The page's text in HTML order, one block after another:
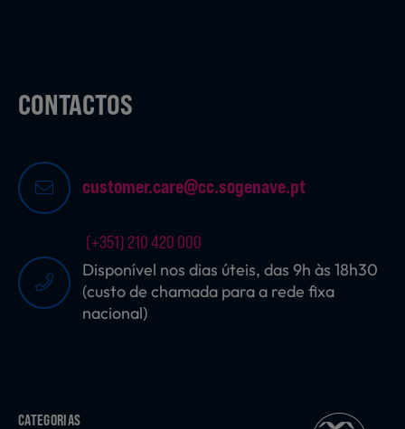
CONTACTOS
customer.care@cc.sogenave.pt
(+351) 210 420 000
Disponível nos dias úteis, das 9h às 18h30
(custo de chamada para a rede fixa
nacional)
CATEGORIAS